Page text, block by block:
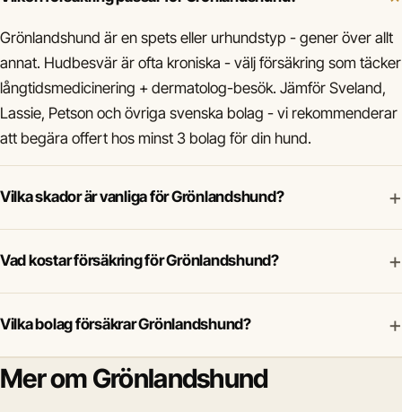
Grönlandshund är en spets eller urhundstyp - gener över allt
annat. Hudbesvär är ofta kroniska - välj försäkring som täcker
långtidsmedicinering + dermatolog-besök. Jämför Sveland,
Lassie, Petson och övriga svenska bolag - vi rekommenderar
att begära offert hos minst 3 bolag för din hund.
Vilka skador är vanliga för Grönlandshund? +
Vad kostar försäkring för Grönlandshund? +
Vilka bolag försäkrar Grönlandshund? +
Mer om Grönlandshund